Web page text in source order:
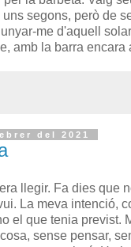
segons, però de
me d'aquell
amb la barra encara
del 2021
llegir. Fa dies que
La meva intenció,
el que tenia previst.
sense pensar,